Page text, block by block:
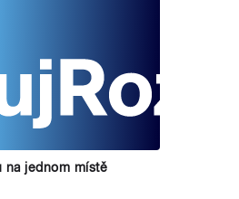
na jednom místě